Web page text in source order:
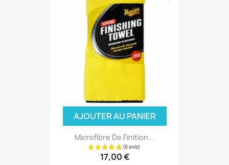
AJOUTER AU PANIER
Microfibre De Finition...
17,00 €